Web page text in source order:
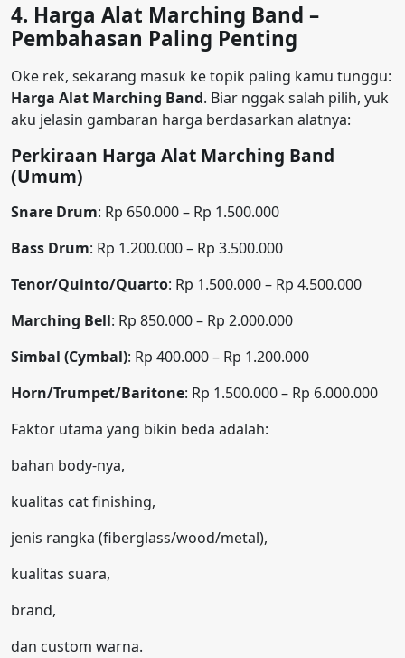
4. Harga Alat Marching Band –
Pembahasan Paling Penting
Oke rek, sekarang masuk ke topik paling kamu tunggu:
Harga Alat Marching Band. Biar nggak salah pilih, yuk
aku jelasin gambaran harga berdasarkan alatnya:
Perkiraan Harga Alat Marching Band
(Umum)
Snare Drum: Rp 650.000 – Rp 1.500.000
Bass Drum: Rp 1.200.000 – Rp 3.500.000
Tenor/Quinto/Quarto: Rp 1.500.000 – Rp 4.500.000
Marching Bell: Rp 850.000 – Rp 2.000.000
Simbal (Cymbal): Rp 400.000 – Rp 1.200.000
Horn/Trumpet/Baritone: Rp 1.500.000 – Rp 6.000.000
Faktor utama yang bikin beda adalah:
bahan body-nya,
kualitas cat finishing,
jenis rangka (fiberglass/wood/metal),
kualitas suara,
brand,
dan custom warna.